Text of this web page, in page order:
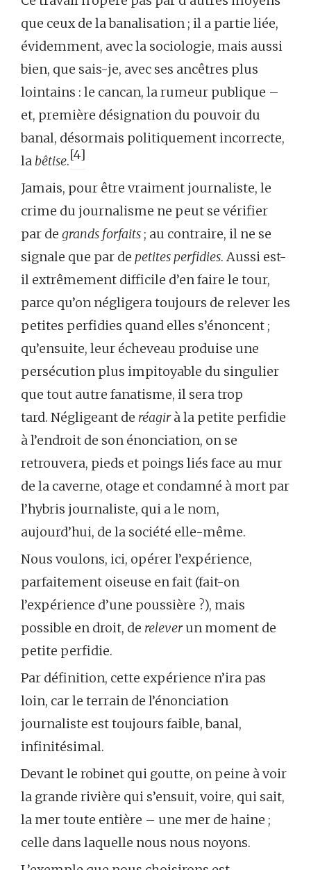
que ceux de la banalisation ; il a partie liée,
évidemment, avec la sociologie, mais aussi
bien, que sais-je, avec ses ancêtres plus
lointains : le cancan, la rumeur publique –
et, première désignation du pouvoir du
banal, désormais politiquement incorrecte,
la bêtise.[4]
Jamais, pour être vraiment journaliste, le
crime du journalisme ne peut se vérifier
par de grands forfaits ; au contraire, il ne se
signale que par de petites perfidies. Aussi est-
il extrêmement difficile d’en faire le tour,
parce qu’on négligera toujours de relever les
petites perfidies quand elles s’énoncent ;
qu’ensuite, leur écheveau produise une
persécution plus impitoyable du singulier
que tout autre fanatisme, il sera trop
tard. Négligeant de réagirà la petite perfidie
à l’endroit de son énonciation, on se
retrouvera, pieds et poings liés face au mur
de la caverne, otage et condamné à mort par
l’hybris journaliste, qui a le nom,
aujourd’hui, de la société elle-même.
Nous voulons, ici, opérer l’expérience,
parfaitement oiseuse en fait (fait-on
l’expérience d’une poussière ?), mais
possible en droit, de releverun moment de
petite perfidie.
Par définition, cette expérience n’ira pas
loin, car le terrain de l’énonciation
journaliste est toujours faible, banal,
infinitésimal.
Devant le robinet qui goutte, on peine à voir
la grande rivière qui s’ensuit, voire, qui sait,
la mer toute entière – une mer de haine ;
celle dans laquelle nous nous noyons.